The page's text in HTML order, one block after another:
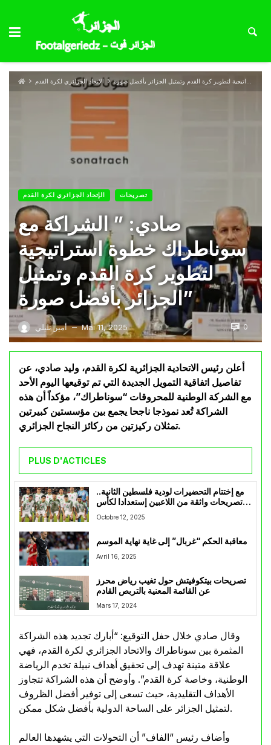
الإتحاد الجزائري لكرة القدم
الإتحاد الجزائري لكرة القدم تصريحات
صادي: ” الشراكة مع
سوناطراك خطوة استراتيجية
لتطوير كرة القدم وتمثيل
الجزائر بأفضل صورة”
أمير تليلي — Mai 11, 2025 0
أعلن رئيس الاتحادية الجزائرية لكرة القدم، وليد صادي، عن
تفاصيل اتفاقية التمويل الجديدة التي تم توقيعها اليوم الأحد
مع الشركة الوطنية للمحروقات “سوناطراك”، مؤكداً أن هذه
الشراكة تُعد نموذجا ناجحا يجمع بين مؤسستين كبيرتين
تمثلان ركيزتين من ركائز النجاح الجزائري.
PLUS D'ACTICLES
مع إختتام التحضيرات لودية فلسطين الثانية..
تصريحات واثقة من اللاعبين إستعدادا لكأس
العرب
Octobre 12, 2025
معاقبة الحكم “غربال” إلى غاية نهاية الموسم
Avril 16, 2025
تصريحات بيتكوفيتش حول تغيب رياض محرز
عن القائمة المعنية بالتربص القادم
Mars 17, 2024
وقال صادي خلال حفل التوقيع: “أبارك تجديد هذه الشراكة
المثمرة بين سوناطراك والاتحاد الجزائري لكرة القدم، فهي
علاقة متينة تهدف إلى تحقيق أهداف نبيلة تخدم الرياضة
الوطنية، وخاصة كرة القدم”. وأوضح أن هذه الشراكة تتجاوز
الأهداف التقليدية، حيث تسعى إلى توفير أفضل الظروف
لتمثيل الجزائر على الساحة الدولية بأفضل شكل ممكن.
وأضاف رئيس “الفاف” أن التحولات التي يشهدها العالم